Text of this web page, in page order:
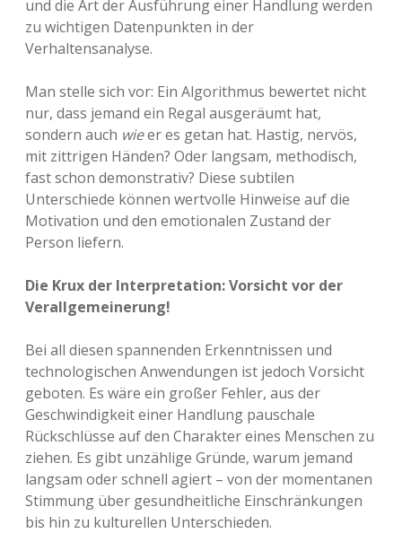
und die Art der Ausführung einer Handlung werden
zu wichtigen Datenpunkten in der
Verhaltensanalyse.
Man stelle sich vor: Ein Algorithmus bewertet nicht
nur, dass jemand ein Regal ausgeräumt hat,
sondern auch wieer es getan hat. Hastig, nervös,
mit zittrigen Händen? Oder langsam, methodisch,
fast schon demonstrativ? Diese subtilen
Unterschiede können wertvolle Hinweise auf die
Motivation und den emotionalen Zustand der
Person liefern.
Die Krux der Interpretation: Vorsicht vor der
Verallgemeinerung!
Bei all diesen spannenden Erkenntnissen und
technologischen Anwendungen ist jedoch Vorsicht
geboten. Es wäre ein großer Fehler, aus der
Geschwindigkeit einer Handlung pauschale
Rückschlüsse auf den Charakter eines Menschen zu
ziehen. Es gibt unzählige Gründe, warum jemand
langsam oder schnell agiert – von der momentanen
Stimmung über gesundheitliche Einschränkungen
bis hin zu kulturellen Unterschieden.